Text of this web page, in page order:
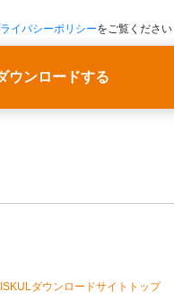
イバシーポリシーをご覧ください
ウンロードする
ダウンロードサイトトップ